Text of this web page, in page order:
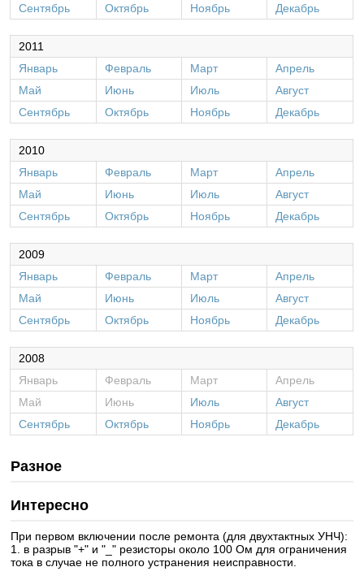
Сентябрь
Октябрь Ноябрь Декабрь
2011
Январь
Февраль Март
Апрель
Май
Июнь Июль
Август
Сентябрь
Октябрь Ноябрь Декабрь
2010
Январь
Февраль Март
Апрель
Май
Июнь Июль
Август
Сентябрь
Октябрь Ноябрь Декабрь
2009
Январь
Февраль Март
Апрель
Май
Июнь Июль
Август
Сентябрь
Октябрь Ноябрь Декабрь
2008
Январь
Февраль Март
Апрель
Май
Июнь Июль
Август
Сентябрь
Октябрь Ноябрь Декабрь
Разное
Интересно
При первом включении после ремонта (для двухтактных УНЧ):
1. в разрыв "+" и "_" резисторы около 100 Ом для ограничения
тока в случае не полного устранения неисправности.